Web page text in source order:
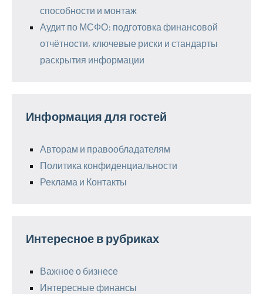
способности и монтаж
Аудит по МСФО: подготовка финансовой
отчётности, ключевые риски и стандарты
раскрытия информации
Информация для гостей
Авторам и правообладателям
Политика конфиденциальности
Реклама и Контакты
Интересное в рубриках
Важное о бизнесе
Интересные финансы